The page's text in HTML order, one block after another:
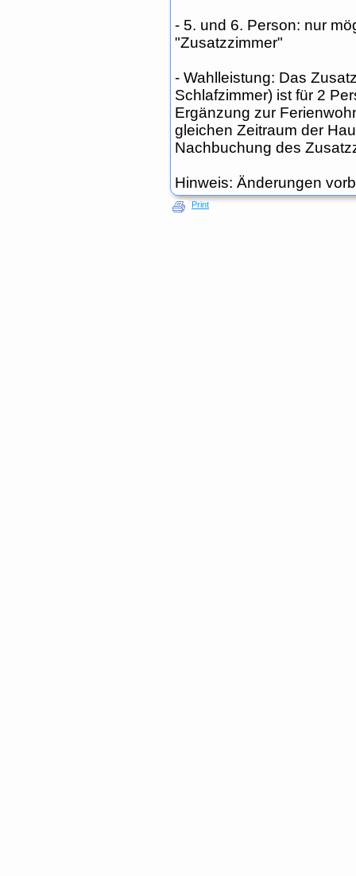
- 5. und 6. Person: nur
"Zusatzzimmer"
- Wahlleistung: Das
Schlafzimmer) ist für 2
Ergänzung zur
gleichen Zeitraum der
Nachbuchung des
Hinweis: Änderungen
Print